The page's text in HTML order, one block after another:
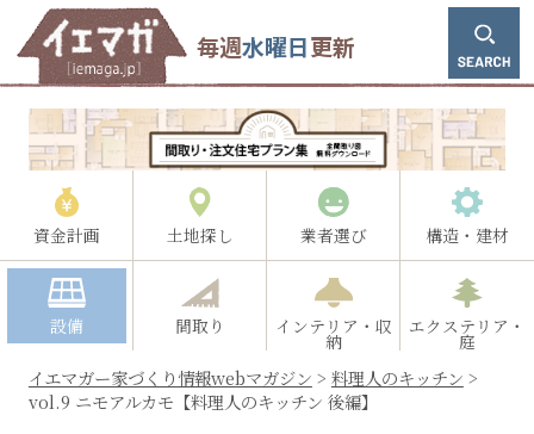
毎週水曜日更新
資金計画 土地探し 業者選び 構造・建材
設備 間取り インテリア・収
納
エクステリア・
庭
イエマガー家づくり情報webマガジン > 料理人のキッチン >
vol.9 ニモアルカモ【料理人のキッチン 後編】